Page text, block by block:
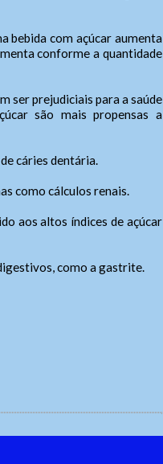
bebida com açúcar aumenta
conforme a quantidade
ser prejudiciais para a saúde
são mais propensas a
cáries dentária.
como cálculos renais.
aos altos índices de açúcar
como a gastrite.
sit